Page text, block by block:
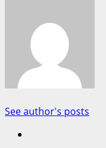
See author's posts